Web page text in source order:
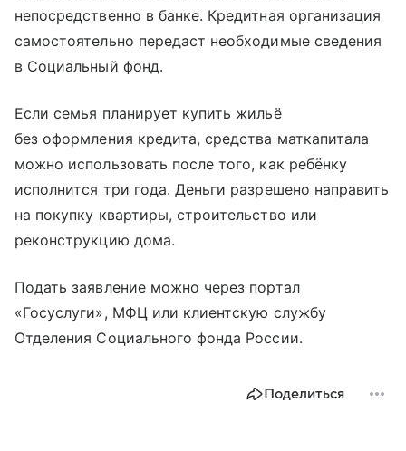
непосредственно в банке. Кредитная организация
самостоятельно передаст необходимые сведения
в Социальный фонд.
Если семья планирует купить жильё
без оформления кредита, средства маткапитала
можно использовать после того, как ребёнку
исполнится три года. Деньги разрешено направить
на покупку квартиры, строительство или
реконструкцию дома.
Подать заявление можно через портал
«Госуслуги», МФЦ или клиентскую службу
Отделения Социального фонда России.
Поделиться